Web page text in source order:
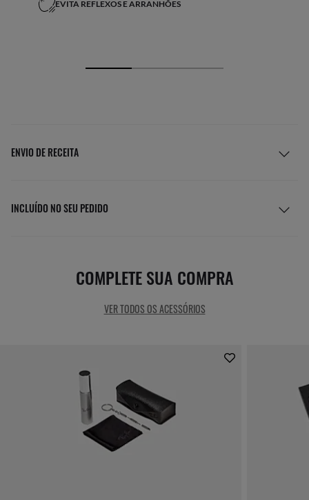
EVITA REFLEXOS E ARRANHÕES
ENVIO DE RECEITA
INCLUÍDO NO SEU PEDIDO
COMPLETE SUA COMPRA
VER TODOS OS ACESSÓRIOS